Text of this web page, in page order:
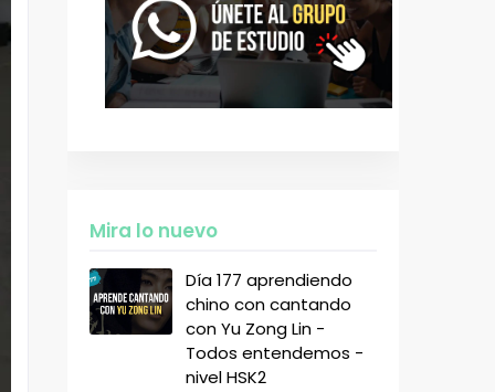
Mira lo nuevo
Día 177 aprendiendo
chino con cantando
con Yu Zong Lin -
Todos entendemos -
nivel HSK2